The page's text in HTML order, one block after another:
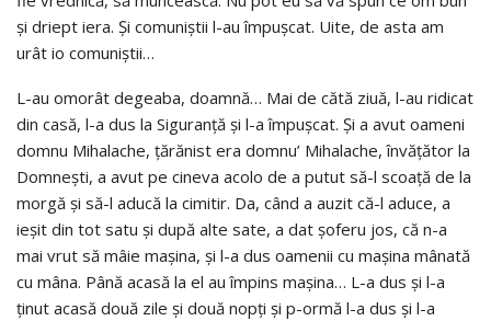
şi driept iera. Şi comuniştii l-au împuşcat. Uite, de asta am
urât io comuniştii…
L-au omorât degeaba, doamnă… Mai de cătă ziuă, l-au ridicat
din casă, l-a dus la Siguranţă şi l-a împuşcat. Şi a avut oameni
domnu Mihalache, ţărănist era domnu’ Mihalache, învăţător la
Domneşti, a avut pe cineva acolo de a putut să-l scoaţă de la
morgă şi să-l aducă la cimitir. Da, când a auzit că-l aduce, a
ieşit din tot satu şi după alte sate, a dat şoferu jos, că n-a
mai vrut să mâie maşina, şi l-a dus oamenii cu maşina mânată
cu mâna. Până acasă la el au împins maşina… L-a dus şi l-a
ţinut acasă două zile şi două nopţi şi p-ormă l-a dus şi l-a